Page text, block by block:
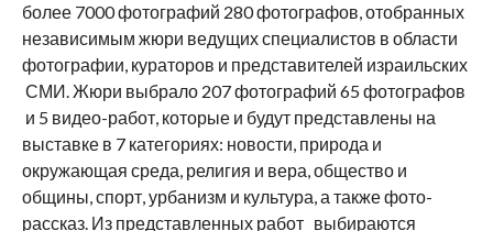
более 7000 фотографий 280 фотографов, отобранных
независимым жюри ведущих специалистов в области
фотографии, кураторов и представителей израильских
СМИ. Жюри выбрало 207 фотографий 65 фотографов
и 5 видео-работ, которые и будут представлены на
выставке в 7 категориях: новости, природа и
окружающая среда, религия и вера, общество и
общины, спорт, урбанизм и культура, а также фото-
рассказ. Из представленных работ выбираются